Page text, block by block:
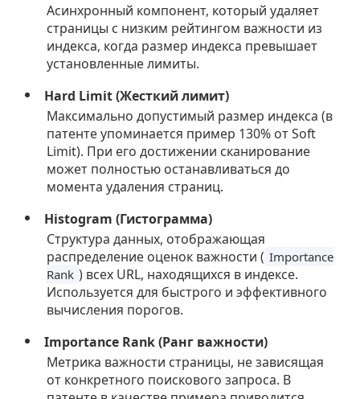
Асинхронный компонент, который удаляет
страницы с низким рейтингом важности из
индекса, когда размер индекса превышает
установленные лимиты.
Hard Limit (Жесткий лимит)
Максимально допустимый размер индекса (в
патенте упоминается пример 130% от Soft
Limit). При его достижении сканирование
может полностью останавливаться до
момента удаления страниц.
Histogram (Гистограмма)
Структура данных, отображающая
распределение оценок важности ( Importance
Rank ) всех URL, находящихся в индексе.
Используется для быстрого и эффективного
вычисления порогов.
Importance Rank (Ранг важности)
Метрика важности страницы, не зависящая
от конкретного поискового запроса. В